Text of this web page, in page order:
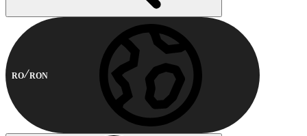
RO RON